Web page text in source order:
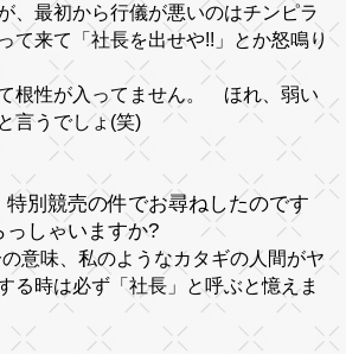
、最初から行儀が悪いのはチンピラ
て来て「社長を出せや!!」とか怒鳴り
根性が入ってません。 ほれ、弱い
言うでしょ(笑)
特別競売の件でお尋ねしたのです
しゃいますか?
意味、私のようなカタギの人間がヤ
る時は必ず「社長」と呼ぶと憶えま